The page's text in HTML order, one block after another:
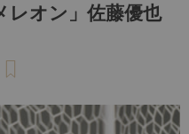
レオン」佐藤優也